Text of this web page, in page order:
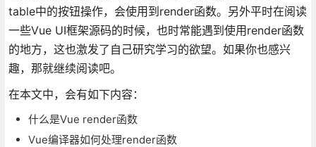
table中的按钮操作，会使用到render函数。另外平时在阅读
一些Vue UI框架源码的时候，也时常能遇到使用render函数
的地方，这也激发了自己研究学习的欲望。如果你也感兴
趣，那就继续阅读吧。
在本文中，会有如下内容：
什么是Vue render函数
Vue编译器如何处理render函数